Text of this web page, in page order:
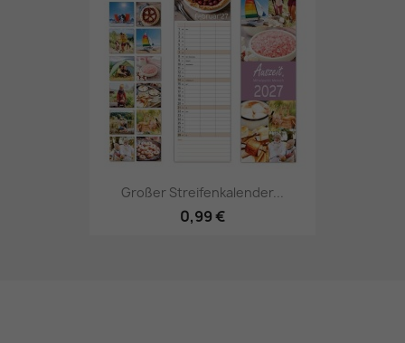
Großer Streifenkalender...
0,99 €